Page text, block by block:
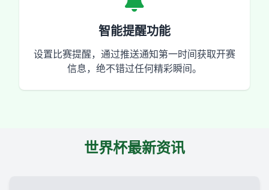
智能提醒功能
设置比赛提醒，通过推送通知第一时间获取开赛
信息，绝不错过任何精彩瞬间。
世界杯最新资讯